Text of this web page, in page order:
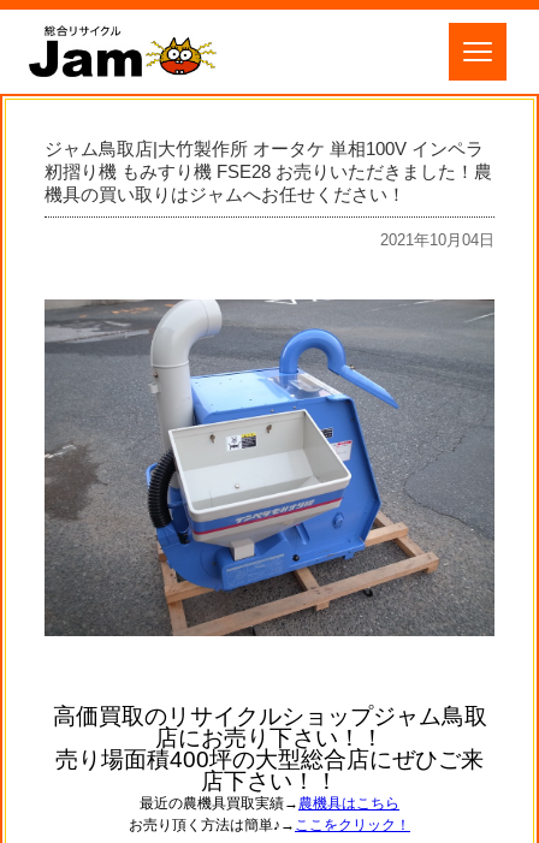
ジャム鳥取店|大竹製作所 オータケ 単相100V インペラ
籾摺り機 もみすり機 FSE28 お売りいただきました！農
機具の買い取りはジャムへお任せください！
2021年10月04日
高価買取のリサイクルショップジャム鳥取
店にお売り下さい！！
売り場面積400坪の大型総合店にぜひご来
店下さい！！
最近の農機具買取実績→ 農機具はこちら
お売り頂く方法は簡単♪→ ここをクリック！